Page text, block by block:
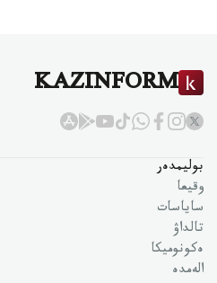
KAZINFORM
بوليمدەر
وقيعا
ساياسات
تالداۋ
ەكونوميكا
الەمدە